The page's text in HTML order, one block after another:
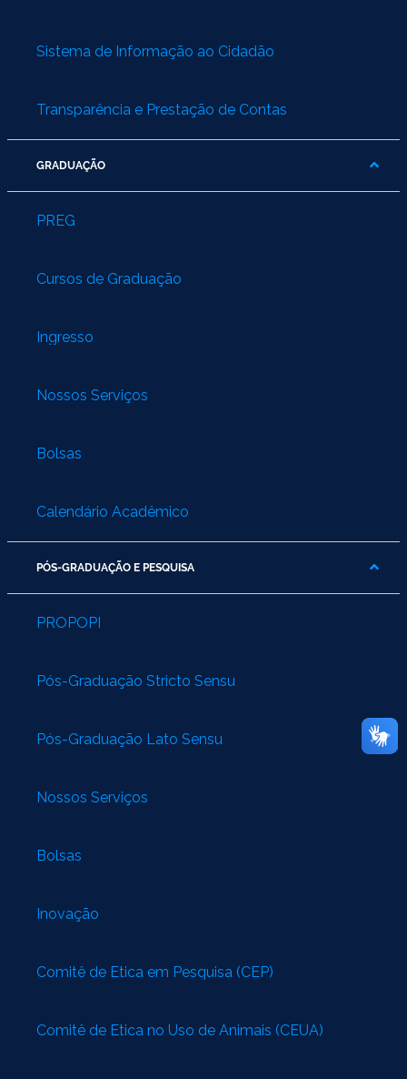
Ministério da Integração Nacional
Ministério da Transparência e Controladoria-Geral da União
Secretaria-Geral da Presidência da República
Sistema de Informação ao Cidadão
Transparência e Prestação de Contas
GRADUAÇÃO
PREG
Cursos de Graduação
Ingresso
Nossos Serviços
Bolsas
Calendário Acadêmico
PÓS-GRADUAÇÃO E PESQUISA
PROPOPI
Pós-Graduação Stricto Sensu
Pós-Graduação Lato Sensu
Nossos Serviços
Bolsas
Inovação
Comitê de Ética em Pesquisa (CEP)
Comitê de Ética no Uso de Animais (CEUA)